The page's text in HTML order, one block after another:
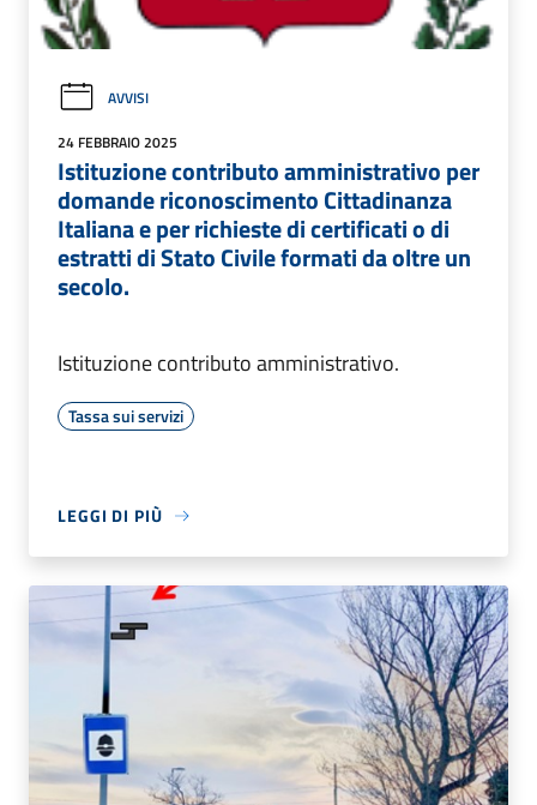
AVVISI
24 FEBBRAIO 2025
Istituzione contributo amministrativo per
domande riconoscimento Cittadinanza
Italiana e per richieste di certificati o di
estratti di Stato Civile formati da oltre un
secolo.
Istituzione contributo amministrativo.
Tassa sui servizi
LEGGI DI PIÙ